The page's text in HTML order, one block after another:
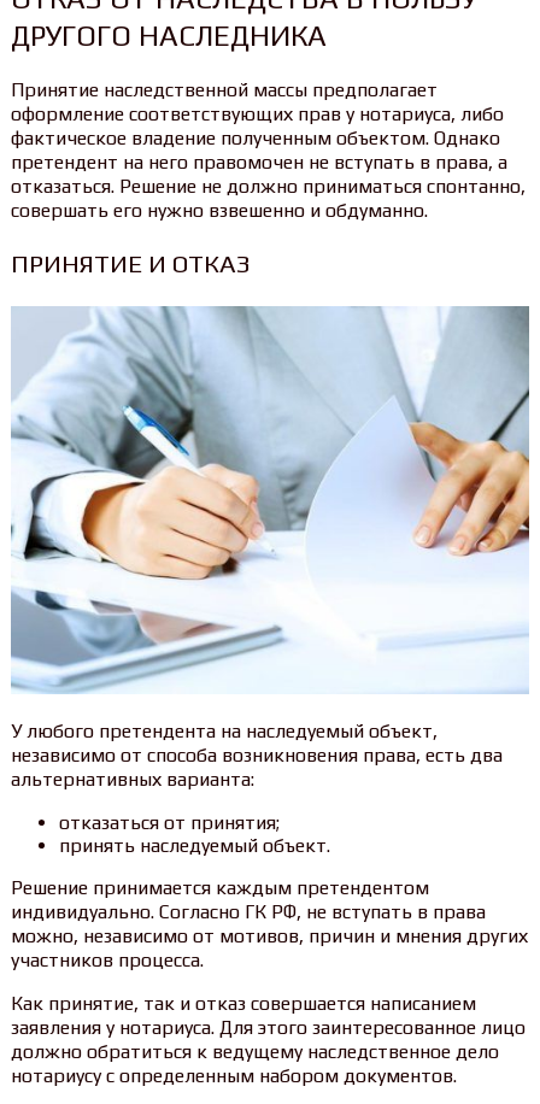
ДРУГОГО НАСЛЕДНИКА
Принятие наследственной массы предполагает
оформление соответствующих прав у нотариуса, либо
фактическое владение полученным объектом. Однако
претендент на него правомочен не вступать в права, а
отказаться. Решение не должно приниматься спонтанно,
совершать его нужно взвешенно и обдуманно.
ПРИНЯТИЕ И ОТКАЗ
У любого претендента на наследуемый объект,
независимо от способа возникновения права, есть два
альтернативных варианта:
отказаться от принятия;
принять наследуемый объект.
Решение принимается каждым претендентом
индивидуально. Согласно ГК РФ, не вступать в права
можно, независимо от мотивов, причин и мнения других
участников процесса.
Как принятие, так и отказ совершается написанием
заявления у нотариуса. Для этого заинтересованное лицо
должно обратиться к ведущему наследственное дело
нотариусу с определенным набором документов.